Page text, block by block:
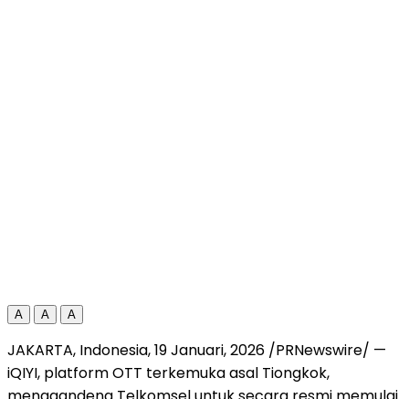
A A A
JAKARTA, Indonesia, 19 Januari, 2026 /PRNewswire/ —
iQIYI, platform OTT terkemuka asal Tiongkok,